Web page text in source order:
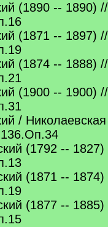
(1890 -- 1890)
(1871 -- 1897)
(1874 -- 1888)
(1900 -- 1900)
/
(1792 --
(1871 --
(1877 --